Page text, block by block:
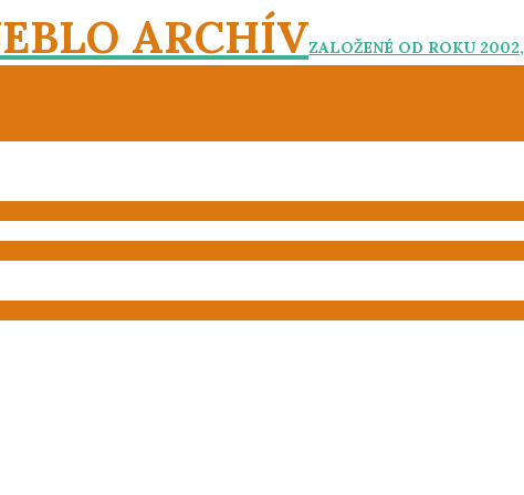
ARCHÍVZALOŽENÉ OD ROKU